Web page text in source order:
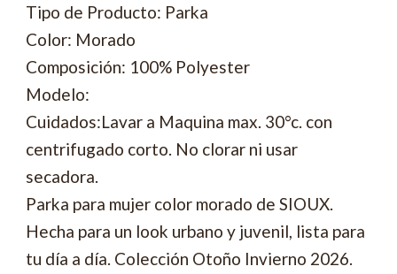
Tipo de Producto: Parka
Color: Morado
Composición: 100% Polyester
Modelo:
Cuidados:Lavar a Maquina max. 30°c. con
centrifugado corto. No clorar ni usar
secadora.
Parka para mujer color morado de SIOUX.
Hecha para un look urbano y juvenil, lista para
tu día a día. Colección Otoño Invierno 2026.